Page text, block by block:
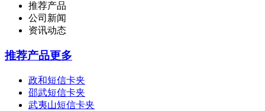
推荐产品
公司新闻
资讯动态
推荐产品更多
政和短信卡夹
邵武短信卡夹
武夷山短信卡夹